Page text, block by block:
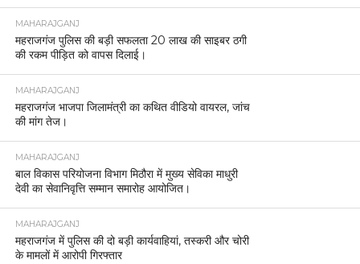
MAHARAJGANJ
महराजगंज पुलिस की बड़ी सफलता 20 लाख की साइबर ठगी
की रकम पीड़ित को वापस दिलाई।
MAHARAJGANJ
महराजगंज भाजपा जिलामंत्री का कथित वीडियो वायरल, जांच
की मांग तेज।
MAHARAJGANJ
बाल विकास परियोजना विभाग मिठौरा में मुख्य सेविका माधुरी
देवी का सेवानिवृत्ति सम्मान समारोह आयोजित।
MAHARAJGANJ
महराजगंज में पुलिस की दो बड़ी कार्यवाहियां, तस्करी और चोरी
के मामलों में आरोपी गिरफ्तार